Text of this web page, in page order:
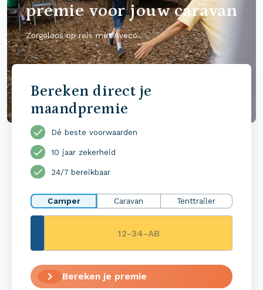
premie voor jouw caravan
Zorgeloos op reis met Aveco
Bereken direct je
maandpremie
Dé beste voorwaarden
10 jaar zekerheid
24/7 bereikbaar
Camper Caravan Tenttrailer
Bereken je premie